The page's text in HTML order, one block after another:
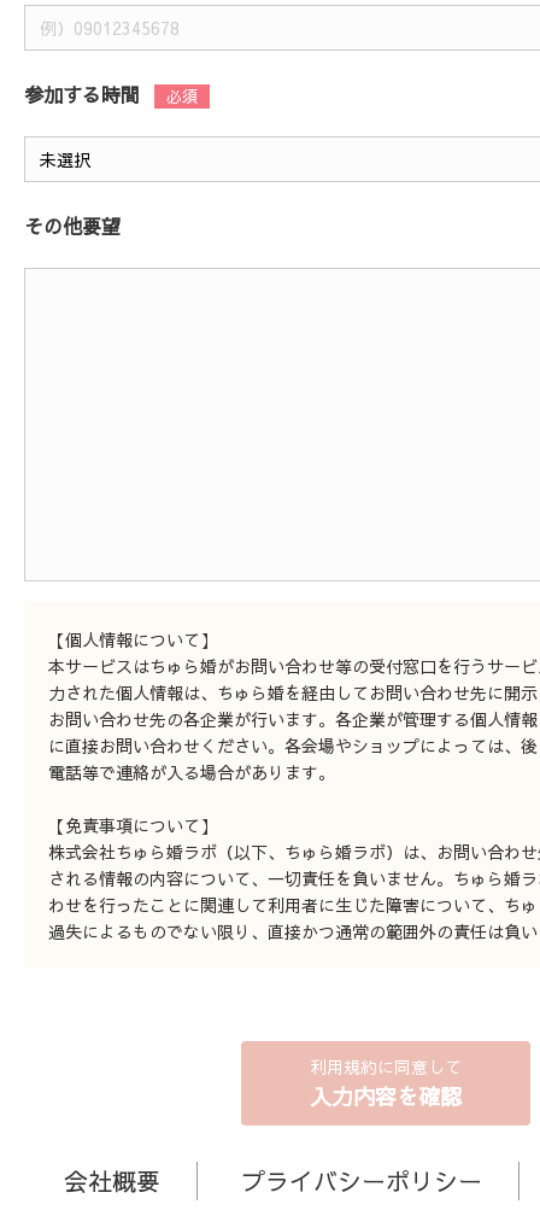
参加する時間
その他要望
【個人情報について】
本サービスはちゅら婚がお問い合わせ等の受付窓口を行うサー
力された個人情報は、ちゅら婚を経由してお問い合わせ先に開
お問い合わせ先の各企業が行います。各企業が管理する個人情
に直接お問い合わせください。各会場やショップによっては、
電話等で連絡が入る場合があります。
【免責事項について】
株式会社ちゅら婚ラボ（以下、ちゅら婚ラボ）は、お問い合わ
される情報の内容について、一切責任を負いません。ちゅら婚
わせを行ったことに関連して利用者に生じた障害について、ち
過失によるものでない限り、直接かつ通常の範囲外の責任は負
利用規約に同意して
入力内容を確認
会社概要 プライバシーポリシー